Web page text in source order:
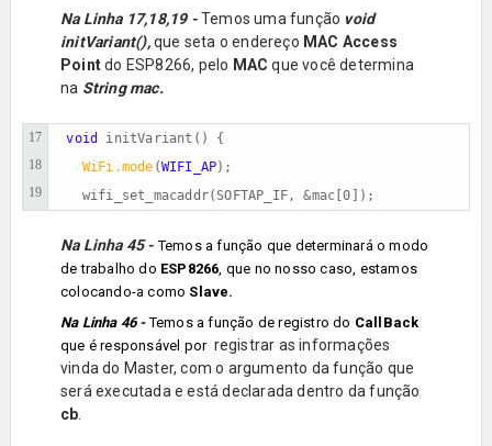
Na Linha 17,18,19 -Temos uma função void
initVariant(),que seta o endereço MAC Access
Pointdo ESP8266, pelo MAC que você determina
na String mac.
17
18
19
void
initVariant() {
WiFi.mode (WIFI_AP);
  wifi_set_macaddr(SOFTAP_IF, &mac[0]);
Na Linha 45 -Temos a função que determinará omodo
de trabalho do ESP8266, que no nosso caso, estamos
colocando-a como Slave.
Na Linha 46 -Temos a função de registro do CallBack
que é responsável por registrar as informações
vinda do Master, com o argumento da função que
será executada e está declarada dentro da função
cb